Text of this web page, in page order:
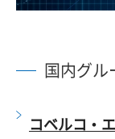
国内グル
コベルコ・